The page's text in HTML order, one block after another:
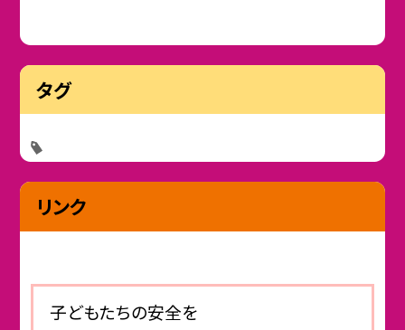
タグ
リンク
子どもたちの安全を